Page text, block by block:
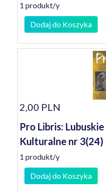
1 produkt/y
Dodaj do Koszyka
2,00 PLN
Pro Libris:
Kulturalne nr 3(24)
1 produkt/y
Dodaj do Koszyka